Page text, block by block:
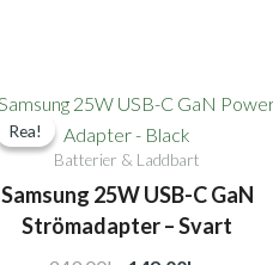
Rea!
Rea!
Batterier & Laddbart
Samsung 25W USB-C GaN
Strömadapter – Svart
Det
ursprungliga
priset
var:
249,00kr.
Det
är:
149,00kr.